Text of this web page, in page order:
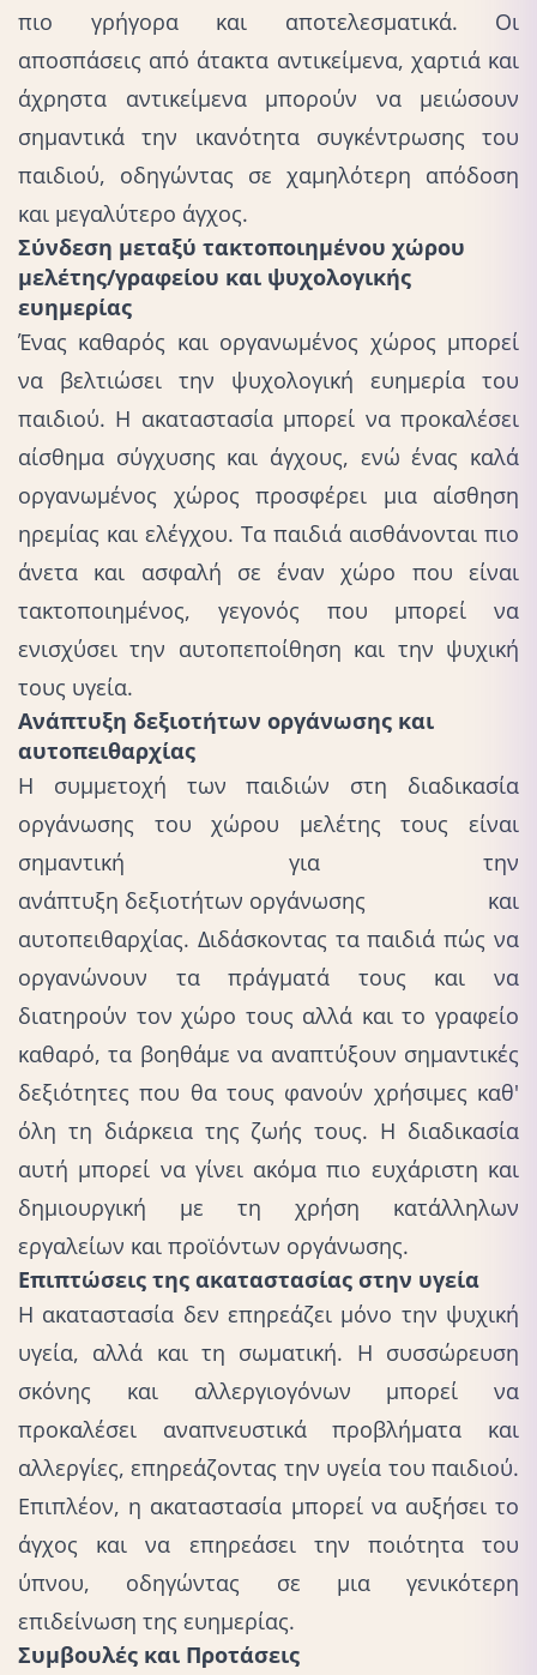
πιο γρήγορα και αποτελεσματικά. Οι
αποσπάσεις από άτακτα αντικείμενα, χαρτιά και
άχρηστα αντικείμενα μπορούν να μειώσουν
σημαντικά την ικανότητα συγκέντρωσης του
παιδιού, οδηγώντας σε χαμηλότερη απόδοση
και μεγαλύτερο άγχος.
Σύνδεση μεταξύ τακτοποιημένου χώρου
μελέτης/γραφείου και ψυχολογικής
ευημερίας
Ένας καθαρός και οργανωμένος χώρος μπορεί
να βελτιώσει την ψυχολογική ευημερία του
παιδιού. Η ακαταστασία μπορεί να προκαλέσει
αίσθημα σύγχυσης και άγχους, ενώ ένας καλά
οργανωμένος χώρος προσφέρει μια αίσθηση
ηρεμίας και ελέγχου. Τα παιδιά αισθάνονται πιο
άνετα και ασφαλή σε έναν χώρο που είναι
τακτοποιημένος, γεγονός που μπορεί να
ενισχύσει την αυτοπεποίθηση και την ψυχική
τους υγεία.
Ανάπτυξη δεξιοτήτων οργάνωσης και
αυτοπειθαρχίας
Η συμμετοχή των παιδιών στη διαδικασία
οργάνωσης του χώρου μελέτης τους είναι
σημαντική για την
ανάπτυξη δεξιοτήτων οργάνωσης και
αυτοπειθαρχίας. Διδάσκοντας τα παιδιά πώς να
οργανώνουν τα πράγματά τους και να
διατηρούν τον χώρο τους αλλά και το γραφείο
καθαρό, τα βοηθάμε να αναπτύξουν σημαντικές
δεξιότητες που θα τους φανούν χρήσιμες καθ'
όλη τη διάρκεια της ζωής τους. Η διαδικασία
αυτή μπορεί να γίνει ακόμα πιο ευχάριστη και
δημιουργική με τη χρήση κατάλληλων
εργαλείων και προϊόντων οργάνωσης.
Επιπτώσεις της ακαταστασίας στην υγεία
Η ακαταστασία δεν επηρεάζει μόνο την ψυχική
υγεία, αλλά και τη σωματική. Η συσσώρευση
σκόνης και αλλεργιογόνων μπορεί να
προκαλέσει αναπνευστικά προβλήματα και
αλλεργίες, επηρεάζοντας την υγεία του παιδιού.
Επιπλέον, η ακαταστασία μπορεί να αυξήσει το
άγχος και να επηρεάσει την ποιότητα του
ύπνου, οδηγώντας σε μια γενικότερη
επιδείνωση της ευημερίας.
Συμβουλές και Προτάσεις